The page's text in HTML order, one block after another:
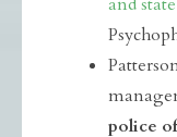
and
police